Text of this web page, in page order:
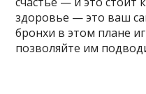
здоровье — это ваш
бронхи в этом плане
позволяйте им